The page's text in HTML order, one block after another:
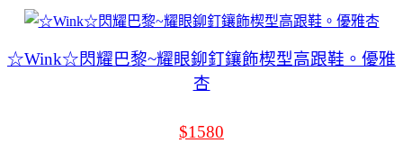
☆Wink☆閃耀巴黎~耀眼鉚釘鑲飾楔型高跟鞋。優雅
杏
$1580